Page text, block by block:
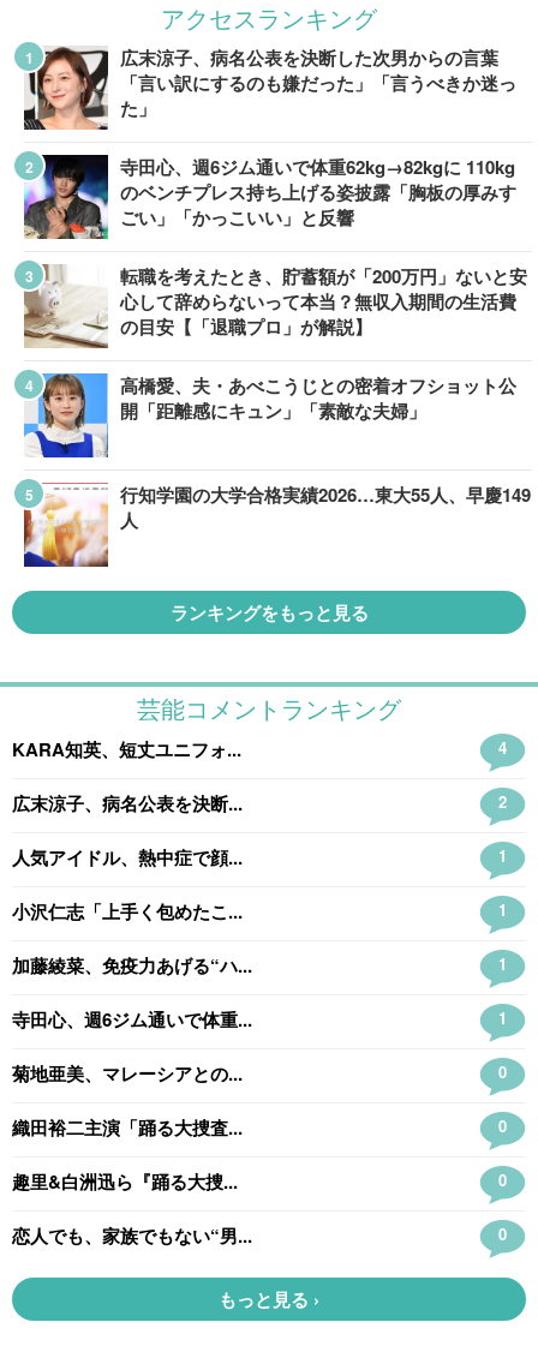
アクセスランキング
広末涼子、病名公表を決断した次男からの言葉
「言い訳にするのも嫌だった」「言うべきか迷っ
た」
寺田心、週6ジム通いで体重62kg→82kgに 110kg
のベンチプレス持ち上げる姿披露「胸板の厚みす
ごい」「かっこいい」と反響
転職を考えたとき、貯蓄額が「200万円」ないと安
心して辞めらないって本当？無収入期間の生活費
の目安【「退職プロ」が解説】
高橋愛、夫・あべこうじとの密着オフショット公
開「距離感にキュン」「素敵な夫婦」
行知学園の大学合格実績2026…東大55人、早慶149
人
ランキングをもっと見る